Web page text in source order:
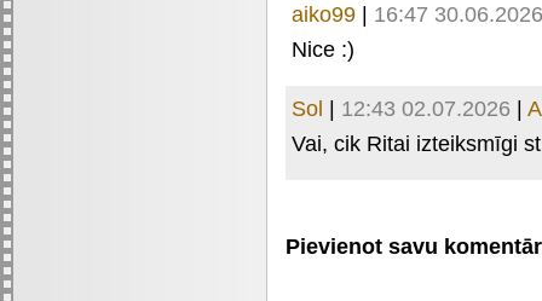
aiko99 | 16:47 30.06.2026
Nice :)
Sol | 12:43 02.07.2026 |
Vai, cik Ritai izteiksmīgi
Pievienot savu